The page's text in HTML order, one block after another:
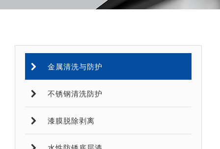
金属清洗与防护
不锈钢清洗防护
漆膜脱除剥离